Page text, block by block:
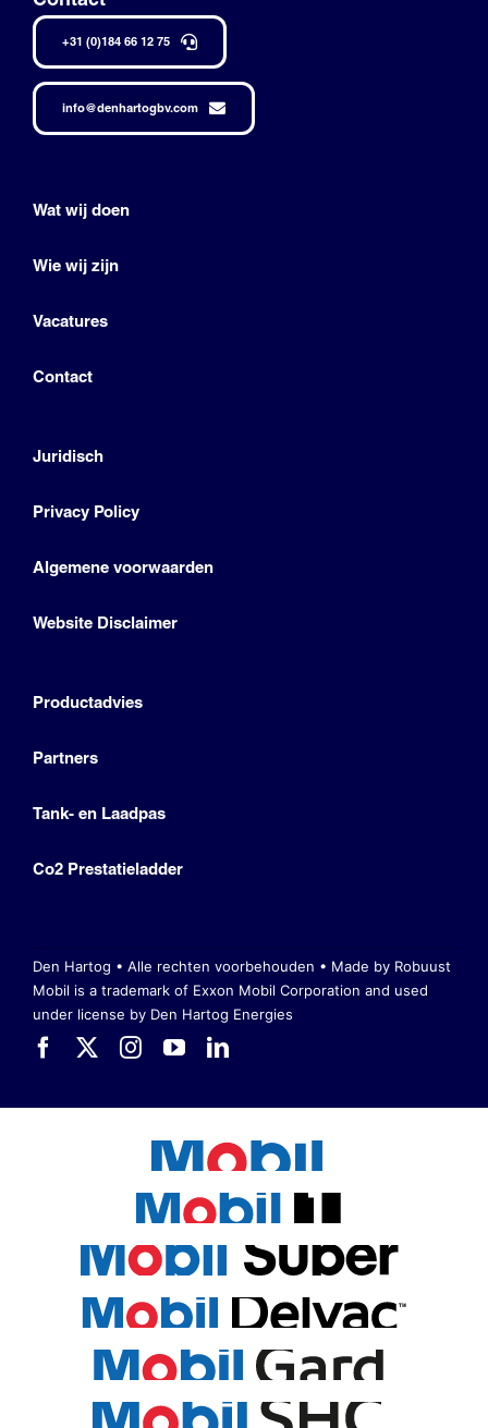
+31 (0)184 66 12 75
info@denhartogbv.com
Wat wij doen
Wie wij zijn
Vacatures
Contact
Juridisch
Privacy Policy
Algemene voorwaarden
Website Disclaimer
Productadvies
Partners
Tank- en Laadpas
Co2 Prestatieladder
Den Hartog • Alle rechten voorbehouden • Made by Robuust
Mobil is a trademark of Exxon Mobil Corporation and used
under license by Den Hartog Energies